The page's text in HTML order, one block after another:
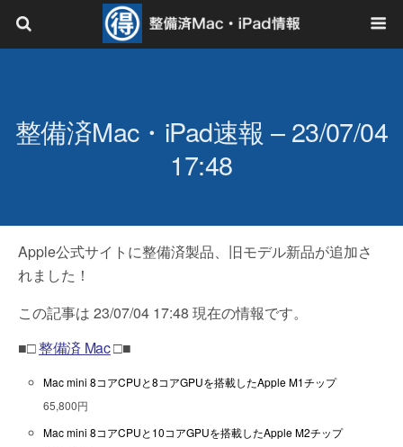
整備済Mac・iPad速報 – 23/07/04
17:48
Apple公式サイトに整備済製品、旧モデル新品が追加さ
れました！
この記事は 23/07/04 17:48 現在の情報です。
■□整備済 Mac□■
Mac mini 8コアCPUと8コアGPUを搭載したApple M1チップ
65,800円
Mac mini 8コアCPUと10コアGPUを搭載したApple M2チップ